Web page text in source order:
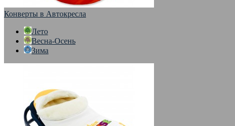
Конверты в Автокресла
Лето
Весна-Осень
Зима